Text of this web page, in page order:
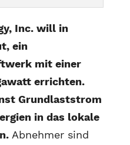
Inc. will in
ein
mit einer
errichten.
Grundlaststrom
in das lokale
Abnehmer sind